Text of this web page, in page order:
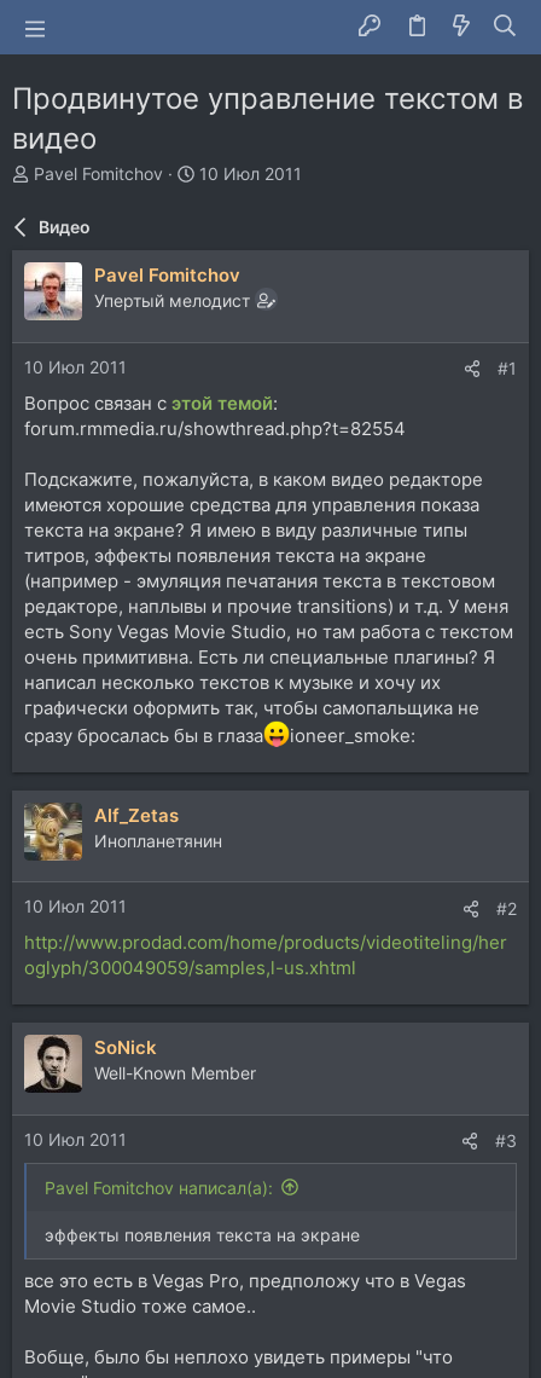
Продвинутое управление текстом в
видео
А
т
р
т
е
ы
Pavel Fomitchov
Д
а
ч
10 Июл 2011
Видео
Pavel Fomitchov
Упертый мелодист
10 Июл 2011 #1
Вопрос связан с этой темой:
forum.rmmedia.ru/showthread.php?t=82554
Подскажите, пожалуйста, в каком видео редакторе
имеются хорошие средства для управления показа
текста на экране? Я имею в виду различные типы
титров, эффекты появления текста на экране
(например - эмуляция печатания текста в текстовом
редакторе, наплывы и прочие transitions) и т.д. У меня
есть Sony Vegas Movie Studio, но там работа с текстом
очень примитивна. Есть ли специальные плагины? Я
написал несколько текстов к музыке и хочу их
графически оформить так, чтобы самопальщика не
сразу бросалась бы в глаза
ioneer_smoke:
Alf_Zetas
Инопланетянин
10 Июл 2011 #2
http://www.prodad.com/home/products/videotiteling/her
oglyph/300049059/samples,l-us.xhtml
SoNick
Well-Known Member
10 Июл 2011 #3
Pavel Fomitchov написал(а):
эффекты появления текста на экране
все это есть в Vegas Pro, предположу что в Vegas
Movie Studio тоже самое..
Вобще, было бы неплохо увидеть примеры "что